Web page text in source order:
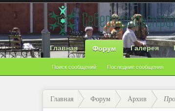
Главная Форум
Поиск сообщений Последние сообщения
Галерея
Главная Форум Архив